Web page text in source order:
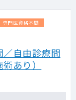
専門医資格不問
自由診療問
あり）